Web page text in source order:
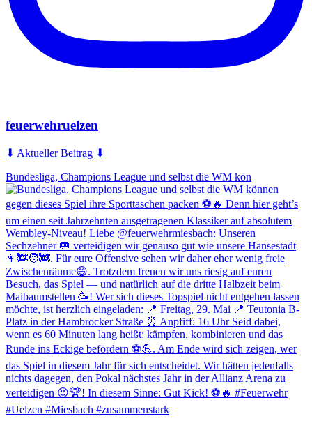
feuerwehruelzen
⬇ Aktueller Beitrag ⬇
Bundesliga, Champions League und selbst die WM kön